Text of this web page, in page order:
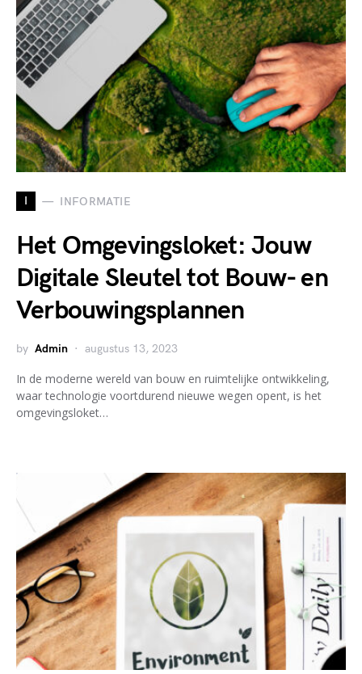
I INFORMATIE
Het Omgevingsloket: Jouw
Digitale Sleutel tot Bouw- en
Verbouwingsplannen
by Admin augustus 13, 2023
In de moderne wereld van bouw en ruimtelijke ontwikkeling,
waar technologie voortdurend nieuwe wegen opent, is het
omgevingsloket…